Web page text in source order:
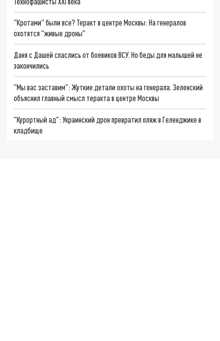
"Кротами" были все? Теракт в центре Москвы: На генералов
охотятся "живые дроны"
Даня с Дашей спаслись от боевиков ВСУ. Но беды для малышей не
закончились
"Мы вас заставим": Жуткие детали охоты на генерала. Зеленский
объяснил главный смысл теракта в центре Москвы
"Курортный ад": Украинский дрон превратил пляж в Геленджике в
кладбище